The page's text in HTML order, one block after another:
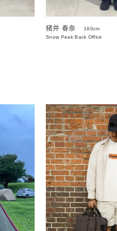
猪井 春奈
160cm
Snow Peak Back Office